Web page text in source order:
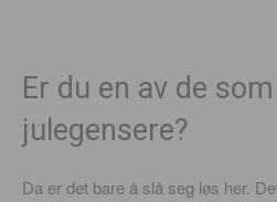
Er du en av de
julegensere?
Da er det bare å slå seg løs her.